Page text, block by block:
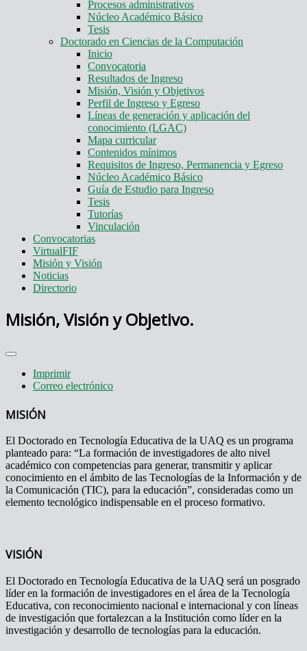
Procesos administrativos
Núcleo Académico Básico
Tesis
Doctorado en Ciencias de la Computación
Inicio
Convocatoria
Resultados de Ingreso
Misión, Visión y Objetivos
Perfil de Ingreso y Egreso
Líneas de generación y aplicación del
conocimiento (LGAC)
Mapa curricular
Contenidos mínimos
Requisitos de Ingreso, Permanencia y Egreso
Núcleo Académico Básico
Guía de Estudio para Ingreso
Tesis
Tutorías
Vinculación
Convocatorias
VirtualFIF
Misión y Visión
Noticias
Directorio
Misión, Visión y Objetivo.
Imprimir
Correo electrónico
MISIÓN
El Doctorado en Tecnología Educativa de la UAQ es un programa
planteado para: “La formación de investigadores de alto nivel
académico con competencias para generar, transmitir y aplicar
conocimiento en el ámbito de las Tecnologías de la Información y de
la Comunicación (TIC), para la educación”, consideradas como un
elemento tecnológico indispensable en el proceso formativo.
VISIÓN
El Doctorado en Tecnología Educativa de la UAQ será un posgrado
líder en la formación de investigadores en el área de la Tecnología
Educativa, con reconocimiento nacional e internacional y con líneas
de investigación que fortalezcan a la Institución como líder en la
investigación y desarrollo de tecnologías para la educación.